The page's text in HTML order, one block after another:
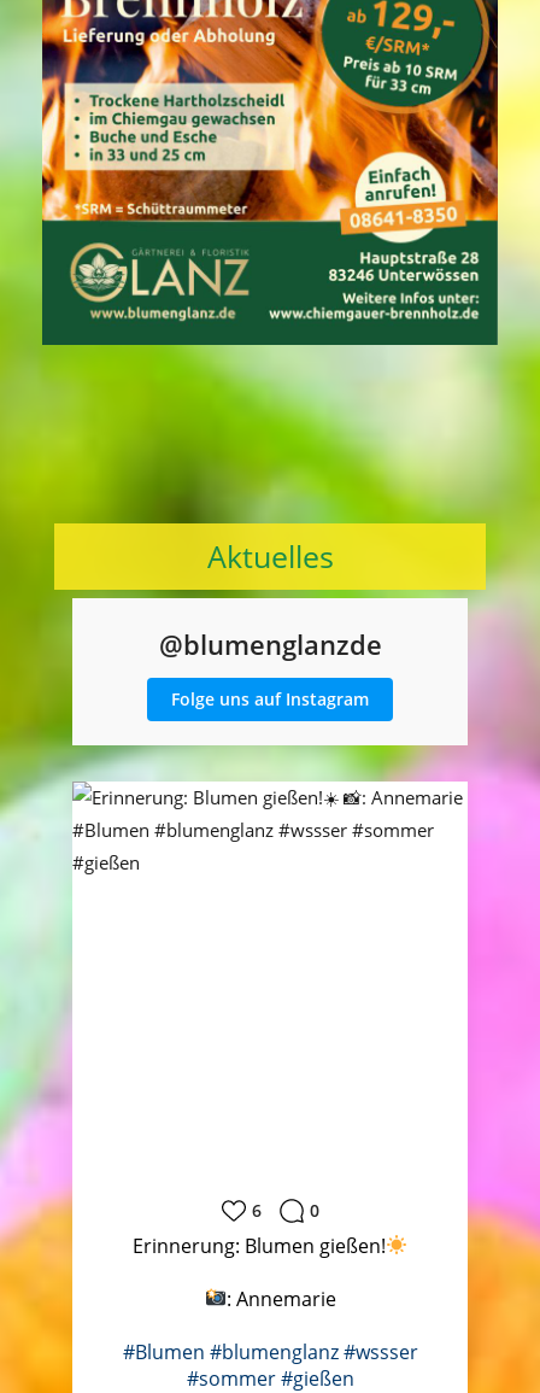
Aktuelles
@blumenglanzde
Folge uns auf Instagram
6 0
Erinnerung: Blumen gießen!
: Annemarie
#Blumen #blumenglanz #wssser
#sommer #gießen